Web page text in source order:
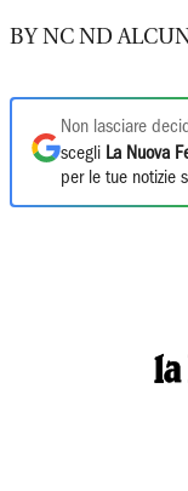
BY NC ND
Non lasciare
scegli La Nuova
per le tue notizie